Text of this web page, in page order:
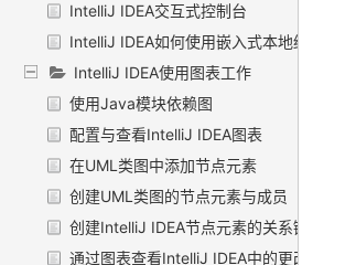
IntelliJ IDEA交互式控制台
IntelliJ IDEA如何使用嵌入式本地终端
IntelliJ IDEA使用图表工作
使用Java模块依赖图
配置与查看IntelliJ IDEA图表
在UML类图中添加节点元素
创建UML类图的节点元素与成员
创建IntelliJ IDEA节点元素的关系链接
通过图表查看IntelliJ IDEA中的更改